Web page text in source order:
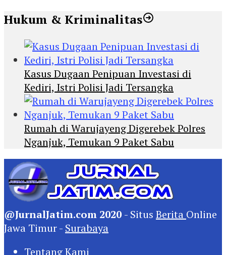
Hukum & Kriminalitas
Kasus Dugaan Penipuan Investasi di
Kediri, Istri Polisi Jadi Tersangka
Rumah di Warujayeng Digerebek Polres
Nganjuk, Temukan 9 Paket Sabu
@JurnalJatim.com 2020 - Situs Berita Online
Jawa Timur - Surabaya
Tentang Kami